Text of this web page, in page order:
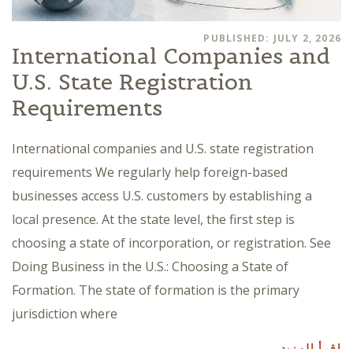
PUBLISHED: JULY 2, 2026
International Companies and
U.S. State Registration
Requirements
International companies and U.S. state registration
requirements We regularly help foreign-based
businesses access U.S. customers by establishing a
local presence. At the state level, the first step is
choosing a state of incorporation, or registration. See
Doing Business in the U.S.: Choosing a State of
Formation. The state of formation is the primary
jurisdiction where